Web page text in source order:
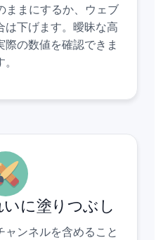
ままにするか、ウェブ
は下げます。曖昧な高
の数値を確認できま
に塗りつぶし
ャンネルを含めること